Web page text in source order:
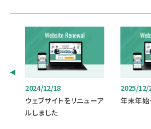
2024/12/18
ウェブサイトをリニューア
ルしました
2025/12/
年末年始